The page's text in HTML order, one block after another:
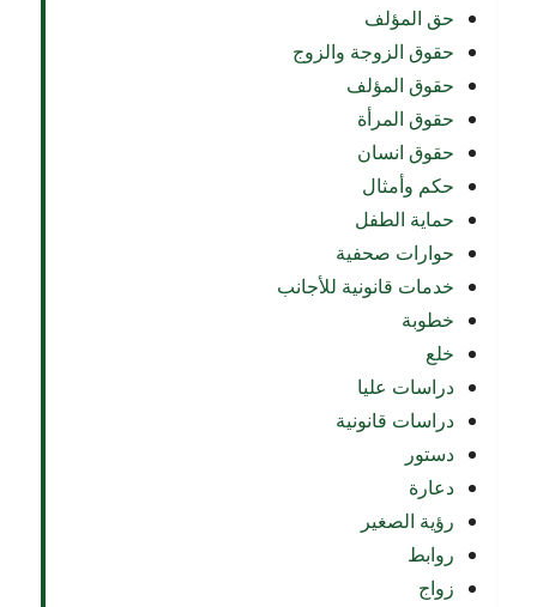
حق المؤلف
حقوق الزوجة والزوج
حقوق المؤلف
حقوق المرأة
حقوق انسان
حكم وأمثال
حماية الطفل
حوارات صحفية
خدمات قانونية للأجانب
خطوبة
خلع
دراسات عليا
دراسات قانونية
دستور
دعارة
رؤية الصغير
روابط
زواج